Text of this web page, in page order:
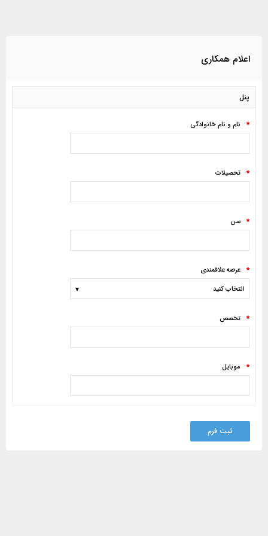
اعلام همکاری
پنل
* نام و نام خانوادگی
* تحصیلات
* سن
* عرصه علاقمندی
* تخصص
* موبایل
ثبت فرم